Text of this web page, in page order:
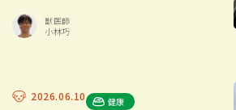
獣医師
小林巧
2026.06.10 健康